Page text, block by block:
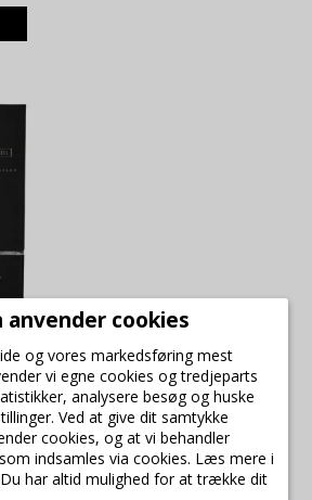
anvender cookies
og vores markedsføring mest
vi egne cookies og tredjeparts
analysere besøg og huske
Ved at give dit samtykke
cookies, og at vi behandler
indsamles via cookies. Læs mere i
har altid mulighed for at trække dit